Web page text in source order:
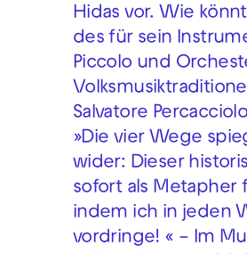
Hidas vor. Wie
des für sein
Piccolo und
Salvatore
»Die vier Wege
wider: Dieser
sofort als Metapher
indem ich in jeden
vordringe! « – Im